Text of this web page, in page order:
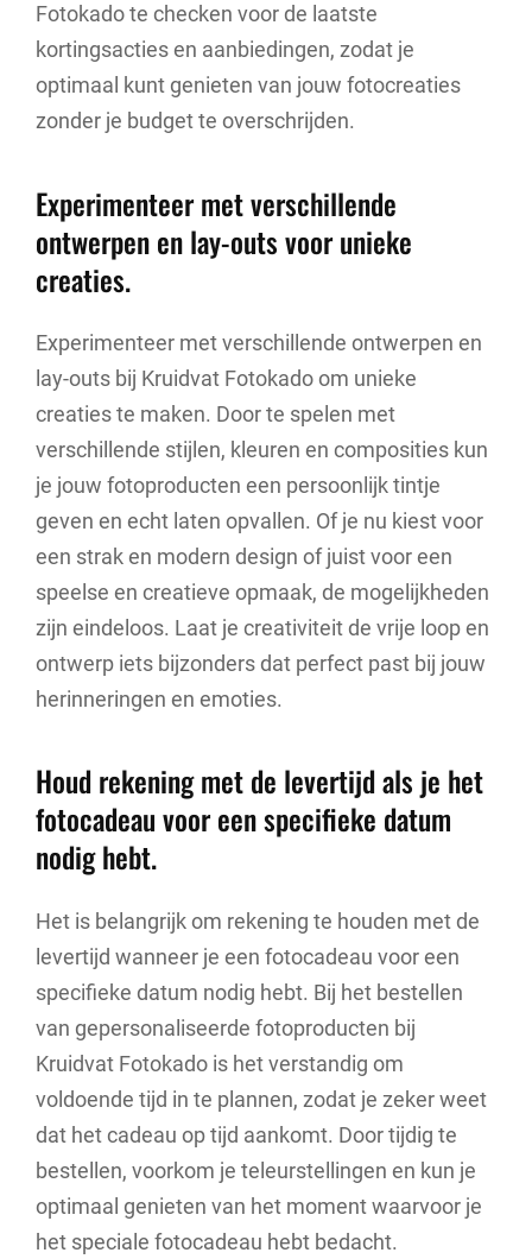
Fotokado te checken voor de laatste
kortingsacties en aanbiedingen, zodat je
optimaal kunt genieten van jouw fotocreaties
zonder je budget te overschrijden.
Experimenteer met verschillende
ontwerpen en lay-outs voor unieke
creaties.
Experimenteer met verschillende ontwerpen en
lay-outs bij Kruidvat Fotokado om unieke
creaties te maken. Door te spelen met
verschillende stijlen, kleuren en composities kun
je jouw fotoproducten een persoonlijk tintje
geven en echt laten opvallen. Of je nu kiest voor
een strak en modern design of juist voor een
speelse en creatieve opmaak, de mogelijkheden
zijn eindeloos. Laat je creativiteit de vrije loop en
ontwerp iets bijzonders dat perfect past bij jouw
herinneringen en emoties.
Houd rekening met de levertijd als je het
fotocadeau voor een specifieke datum
nodig hebt.
Het is belangrijk om rekening te houden met de
levertijd wanneer je een fotocadeau voor een
specifieke datum nodig hebt. Bij het bestellen
van gepersonaliseerde fotoproducten bij
Kruidvat Fotokado is het verstandig om
voldoende tijd in te plannen, zodat je zeker weet
dat het cadeau op tijd aankomt. Door tijdig te
bestellen, voorkom je teleurstellingen en kun je
optimaal genieten van het moment waarvoor je
het speciale fotocadeau hebt bedacht.